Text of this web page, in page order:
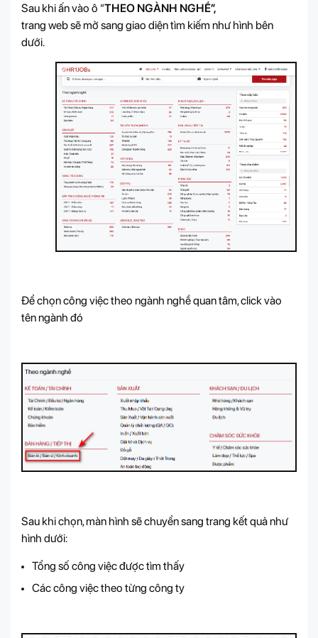
Sau khi ấn vào ô “THEO NGÀNH NGHỀ”,
trang web sẽ mở sang giao diện tìm kiếm như hình bên
dưới.
Để chọn công việc theo ngành nghề quan tâm, click vào
tên ngành đó
Sau khi chọn, màn hình sẽ chuyển sang trang kết quả như
hình dưới:
Tổng số công việc được tìm thấy
Các công việc theo từng công ty